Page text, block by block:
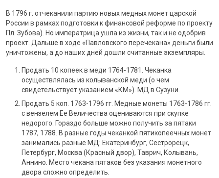
В 1796 г. отчеканили партию новых медных монет царской
России в рамках подготовки к финансовой реформе по проекту
Пл. Зубова). Но императрица ушла из жизни, так и не одобрив
проект. Дальше в ходе «Павловского перечекана» деньги были
уничтожены, а до наших дней дошли считанные экземпляры.
Продать 10 копеек в меди 1764-1781. Чеканка
осуществлялась из колыванской меди (о чем
свидетельствует указанием «КМ»). МД в Сузуни.
Продать 5 коп. 1763-1796 гг. Медные монеты 1763-1786 гг.
с вензелем Ее Величества оцениваются при скупке
недорого. Гораздо больше можно получить за пятаки
1787, 1788. В разные годы чеканкой пятикопеечных монет
занимались разные МД: Екатеринбург, Сестрорецк,
Петербург, Москва (Красный двор), Таврич, Колывань,
Аннино. Место чекана пятаков без указания монетного
двора сложно определить.